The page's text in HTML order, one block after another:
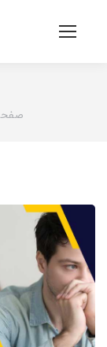
here: